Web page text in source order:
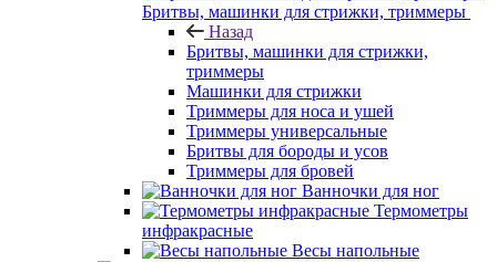
Бритвы, машинки для стрижки, триммеры
Назад
Бритвы, машинки для стрижки,
триммеры
Машинки для стрижки
Триммеры для носа и ушей
Триммеры универсальные
Бритвы для бороды и усов
Триммеры для бровей
Ванночки для ног
Термометры
инфракрасные
Весы напольные